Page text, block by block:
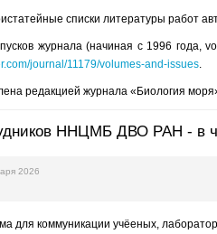
списки литературы работ
журнала (начиная с 1996 года,
journal/11179/volumes-and-issues.
редакцией журнала «Биология
ННЦМБ ДВО РАН - в
2026
для коммуникации учёеных,